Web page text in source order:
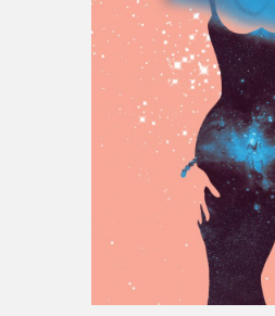
Espace enseignant·e·s
Espace pro